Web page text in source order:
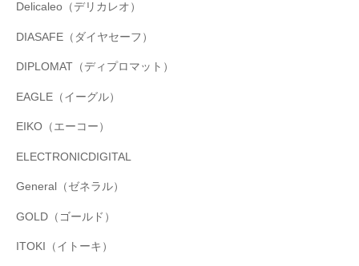
Delicaleo（デリカレオ）
DIASAFE（ダイヤセーフ）
DIPLOMAT（ディプロマット）
EAGLE（イーグル）
EIKO（エーコー）
ELECTRONICDIGITAL
General（ゼネラル）
GOLD（ゴールド）
ITOKI（イトーキ）